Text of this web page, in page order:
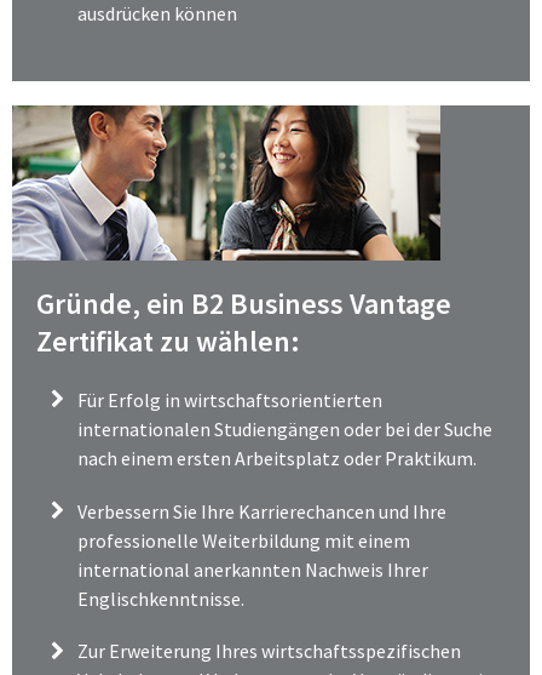
ausdrücken können
Gründe, ein B2 Business Vantage
Zertifikat zu wählen:
Für Erfolg in wirtschaftsorientierten
internationalen Studiengängen oder bei der Suche
nach einem ersten Arbeitsplatz oder Praktikum.
Verbessern Sie Ihre Karrierechancen und Ihre
professionelle Weiterbildung mit einem
international anerkannten Nachweis Ihrer
Englischkenntnisse.
Zur Erweiterung Ihres wirtschaftsspezifischen